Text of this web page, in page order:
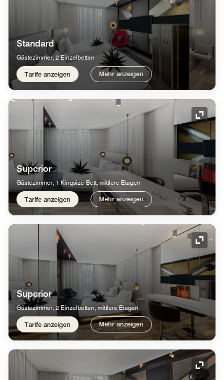
Standard
Gästezimmer, 2 Einzelbetten
Tarife anzeigen Mehr anzeigen
Superior
Gästezimmer, 1 Kingsize-Bett, mittlere Etagen
Tarife anzeigen Mehr anzeigen
Superior
Gästezimmer, 2 Einzelbetten, mittlere Etagen
Tarife anzeigen Mehr anzeigen